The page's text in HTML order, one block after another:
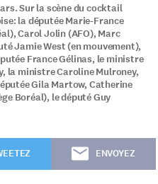
Sur la scène du cocktail
la députée Marie-France
Carol Jolin (AFO), Marc
Jamie West (en mouvement),
France Gélinas, le ministre
la ministre Caroline Mulroney,
Gila Martow, Catherine
Boréal), le député Guy
ENVOYEZ